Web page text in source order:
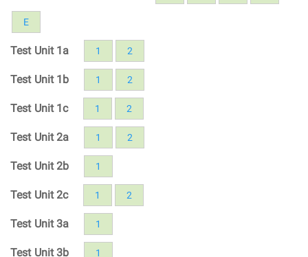
E
Test Unit 1a 1 2
Test Unit 1b 1 2
Test Unit 1c 1 2
Test Unit 2a 1 2
Test Unit 2b 1
Test Unit 2c 1 2
Test Unit 3a 1
Test Unit 3b 1